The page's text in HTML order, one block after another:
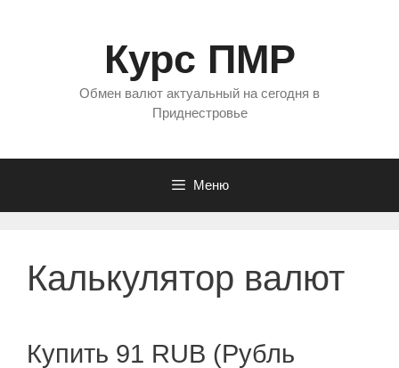
Курс ПМР
Обмен валют актуальный на сегодня в
Приднестровье
Меню
Калькулятор валют
Купить 91 RUB (Рубль